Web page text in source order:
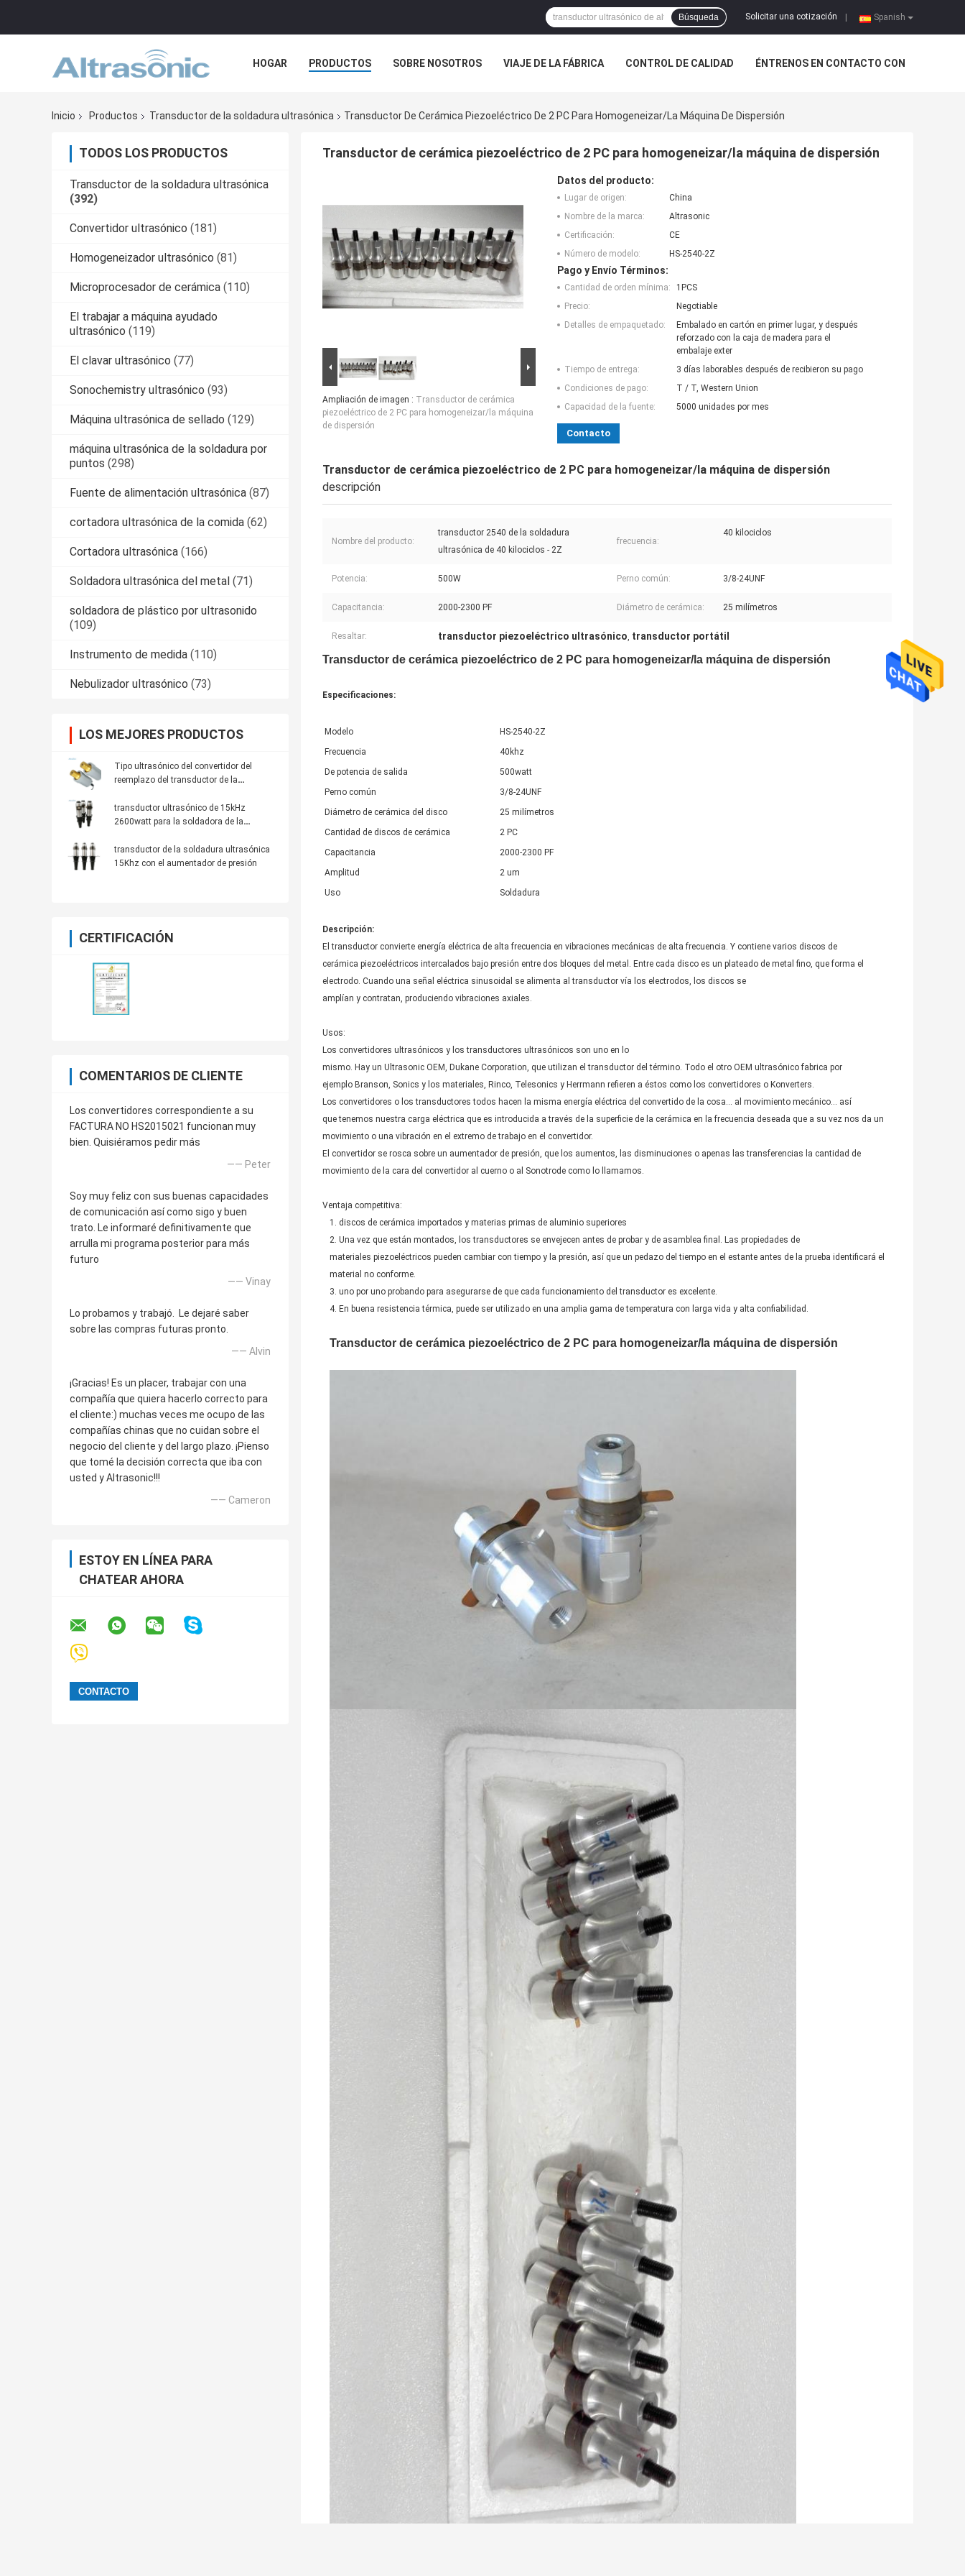
Spanish
Solicitar una cotización
Búsqueda
HOGAR PRODUCTOS SOBRE NOSOTROS VIAJE DE LA FÁBRICA CONTROL DE CALIDAD ÉNTRENOS EN CONTACTO CON
Inicio
Productos Transductor de la soldadura ultrasónica Transductor De Cerámica Piezoeléctrico De 2 PC Para Homogeneizar/la Máquina De Dispersión
TODOS LOS PRODUCTOS
Transductor de la soldadura ultrasónica
(392)
Convertidor ultrasónico (181)
Homogeneizador ultrasónico (81)
Microprocesador de cerámica (110)
El trabajar a máquina ayudado
ultrasónico (119)
El clavar ultrasónico (77)
Sonochemistry ultrasónico (93)
Máquina ultrasónica de sellado (129)
máquina ultrasónica de la soldadura por
puntos (298)
Fuente de alimentación ultrasónica (87)
cortadora ultrasónica de la comida (62)
Cortadora ultrasónica (166)
Soldadora ultrasónica del metal (71)
soldadora de plástico por ultrasonido
(109)
Instrumento de medida (110)
Nebulizador ultrasónico (73)
LOS MEJORES PRODUCTOS
Tipo ultrasónico del convertidor del
reemplazo del transductor de la
transductor ultrasónico de 15kHz
2600watt para la soldadora de la
transductor de la soldadura ultrasónica
15Khz con el aumentador de presión
CERTIFICACIÓN
COMENTARIOS DE CLIENTE
Los convertidores correspondiente a su
FACTURA NO HS2015021 funcionan muy
bien. Quisiéramos pedir más
—— Peter
Soy muy feliz con sus buenas capacidades
de comunicación así como sigo y buen
trato. Le informaré definitivamente que
arrulla mi programa posterior para más
futuro
—— Vinay
Lo probamos y trabajó. Le dejaré saber
sobre las compras futuras pronto.
—— Alvin
¡Gracias! Es un placer, trabajar con una
compañía que quiera hacerlo correcto para
el cliente:) muchas veces me ocupo de las
compañías chinas que no cuidan sobre el
negocio del cliente y del largo plazo. ¡Pienso
que tomé la decisión correcta que iba con
usted y Altrasonic!!!
—— Cameron
ESTOY EN LÍNEA PARA
CHATEAR AHORA
Transductor de cerámica piezoeléctrico de 2 PC para homogeneizar/la máquina de dispersión
Ampliación de imagen : Transductor de cerámica
piezoeléctrico de 2 PC para homogeneizar/la máquina
de dispersión
Datos del producto:
Lugar de origen:
China
Nombre de la marca:
Altrasonic
Certificación:
CE
Número de modelo:
HS-2540-2Z
Pago y Envío Términos:
Cantidad de orden mínima:
1PCS
Precio:
Negotiable
Detalles de empaquetado:
Embalado en cartón en primer lugar, y después
reforzado con la caja de madera para el
embalaje exter
Tiempo de entrega:
3 días laborables después de recibieron su pago
Condiciones de pago:
T / T, Western Union
Capacidad de la fuente:
5000 unidades por mes
Contacto
Transductor de cerámica piezoeléctrico de 2 PC para homogeneizar/la máquina de dispersión
descripción
Nombre del producto:
transductor 2540 de la soldadura
ultrasónica de 40 kilociclos - 2Z
frecuencia:
40 kilociclos
Potencia: 500W Perno común: 3/8-24UNF
Capacitancia: 2000-2300 PF Diámetro de cerámica: 25 milímetros
Resaltar: transductor piezoeléctrico ultrasónico, transductor portátil
Transductor de cerámica piezoeléctrico de 2 PC para homogeneizar/la máquina de dispersión
Especificaciones:
Modelo
HS-2540-2Z
Frecuencia
40khz
De potencia de salida
500watt
Perno común
3/8-24UNF
Diámetro de cerámica del disco
25 milímetros
Cantidad de discos de cerámica
2 PC
Capacitancia
2000-2300 PF
Amplitud
2 um
Uso
Soldadura
Descripción:
El transductor convierte energía eléctrica de alta frecuencia en vibraciones mecánicas de alta frecuencia. Y contiene varios discos de
cerámica piezoeléctricos intercalados bajo presión entre dos bloques del metal. Entre cada disco es un plateado de metal fino, que forma el
electrodo. Cuando una señal eléctrica sinusoidal se alimenta al transductor vía los electrodos, los discos se
amplían y contratan, produciendo vibraciones axiales.
Usos:
Los convertidores ultrasónicos y los transductores ultrasónicos son uno en lo
mismo. Hay un Ultrasonic OEM, Dukane Corporation, que utilizan el transductor del término. Todo el otro OEM ultrasónico fabrica por
ejemplo Branson, Sonics y los materiales, Rinco, Telesonics y Herrmann refieren a éstos como los convertidores o Konverters.
Los convertidores o los transductores todos hacen la misma energía eléctrica del convertido de la cosa… al movimiento mecánico… así
que tenemos nuestra carga eléctrica que es introducida a través de la superficie de la cerámica en la frecuencia deseada que a su vez nos da un
movimiento o una vibración en el extremo de trabajo en el convertidor.
El convertidor se rosca sobre un aumentador de presión, que los aumentos, las disminuciones o apenas las transferencias la cantidad de
movimiento de la cara del convertidor al cuerno o al Sonotrode como lo llamamos.
Ventaja competitiva:
1. discos de cerámica importados y materias primas de aluminio superiores
2. Una vez que están montados, los transductores se envejecen antes de probar y de asamblea final. Las propiedades de
materiales piezoeléctricos pueden cambiar con tiempo y la presión, así que un pedazo del tiempo en el estante antes de la prueba identificará el
material no conforme.
3. uno por uno probando para asegurarse de que cada funcionamiento del transductor es excelente.
4. En buena resistencia térmica, puede ser utilizado en una amplia gama de temperatura con larga vida y alta confiabilidad.
Transductor de cerámica piezoeléctrico de 2 PC para homogeneizar/la máquina de dispersión